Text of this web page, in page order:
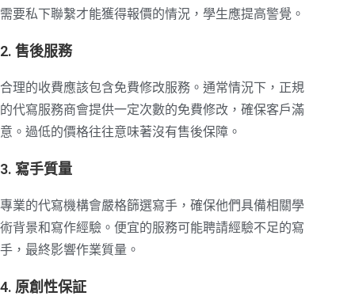
需要私下聯繫才能獲得報價的情況，學生應提高警覺。
2. 售後服務
合理的收費應該包含免費修改服務。通常情況下，正規
的代寫服務商會提供一定次數的免費修改，確保客戶滿
意。過低的價格往往意味著沒有售後保障。
3. 寫手質量
專業的代寫機構會嚴格篩選寫手，確保他們具備相關學
術背景和寫作經驗。便宜的服務可能聘請經驗不足的寫
手，最終影響作業質量。
4. 原創性保証